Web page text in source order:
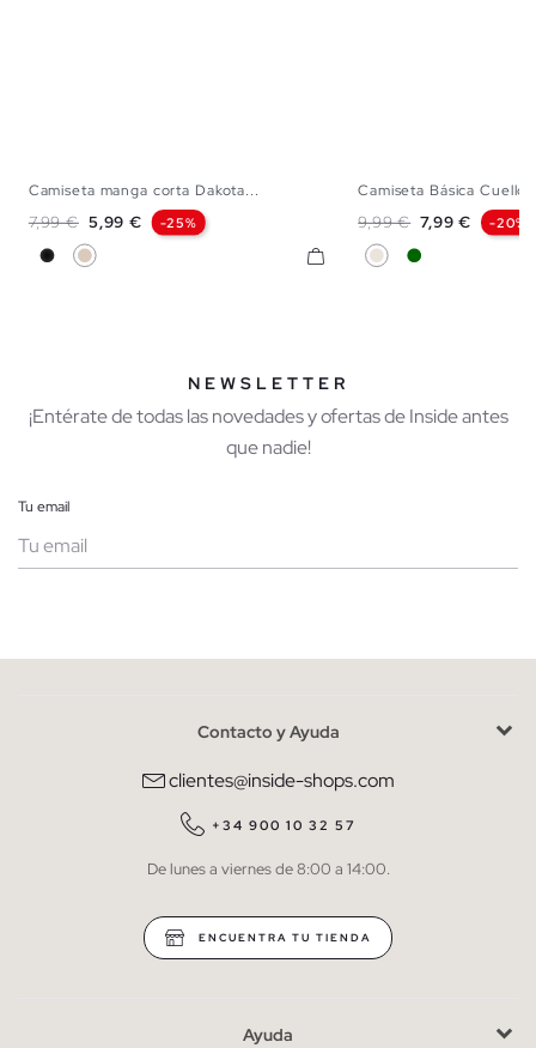
Camiseta manga corta Dakota...
Precio base
7,99 € Precio
5,99 € -25%
NegroBlanco Roto
Camiseta Básica Cuello
Precio base
9,99 € Precio
7,99 € -20%
CrudoVerde Oscuro
NEWSLETTER
¡Entérate de todas las novedades y ofertas de Inside antes
que nadie!
Tu email
He leído y entiendo lapolítica de privacidad
QUIERO SUSCRIBIRME
* Puedes cancelar la suscripción en cualquier momento.
Contacto y Ayuda
clientes@inside-shops.com
+34 900 10 32 57
De lunes a viernes de 8:00 a 14:00.
ENCUENTRA TU TIENDA
Ayuda